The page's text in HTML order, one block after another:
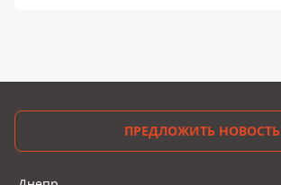
ПРЕДЛОЖИТЬ НОВОСТЬ